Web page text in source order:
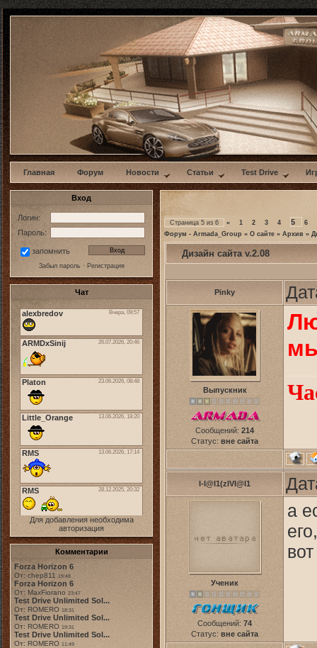
w
Главная Форум Новости Статьи Test Drive
Вход
Логин:
Пароль:
запомнить
Забыл пароль· Регистрация
Чат
Для добавления необходима
авторизация
Комментарии
Forza Horizon 6
От: chep811 19:48
Forza Horizon 6
От: MaxFiorano 23:47
Test Drive Unlimited Sol...
От: ROMERO 18:31
Test Drive Unlimited Sol...
От: ROMERO 19:31
Test Drive Unlimited Sol...
От: ROMERO 11:49
Страница 5 из 6 « 1 2 3 4 5
6
Форум - Armada_Group » О сайте » Архив »
Дизайн сайта v.2.08
Pinky
Выпускник
Сообщений: 214
Статус: вне сайта
I-I@I1(zIVI@I1
Ученик
Сообщений: 74
Статус: вне сайта
а